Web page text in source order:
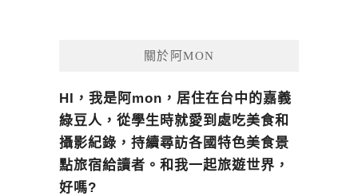
關於阿MON
HI，我是阿mon，居住在台中的嘉義
綠豆人，從學生時就愛到處吃美食和
攝影紀錄，持續尋訪各國特色美食景
點旅宿給讀者。和我一起旅遊世界，
好嗎?